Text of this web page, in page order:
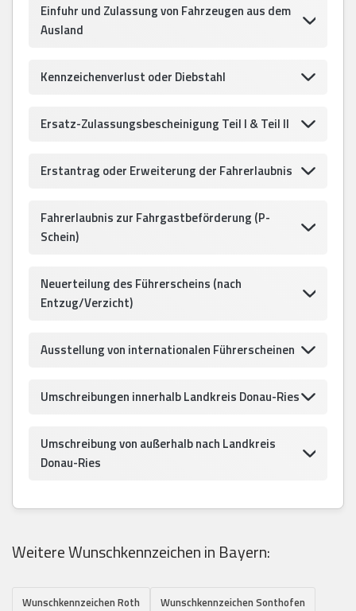
Einfuhr und Zulassung von Fahrzeugen aus dem
Ausland
Kennzeichenverlust oder Diebstahl
Ersatz-Zulassungsbescheinigung Teil I & Teil II
Erstantrag oder Erweiterung der Fahrerlaubnis
Fahrerlaubnis zur Fahrgastbeförderung (P-
Schein)
Neuerteilung des Führerscheins (nach
Entzug/Verzicht)
Ausstellung von internationalen Führerscheinen
Umschreibungen innerhalb Landkreis Donau-Ries
Umschreibung von außerhalb nach Landkreis
Donau-Ries
Weitere Wunschkennzeichen in Bayern:
Wunschkennzeichen Roth
Wunschkennzeichen Sonthofen